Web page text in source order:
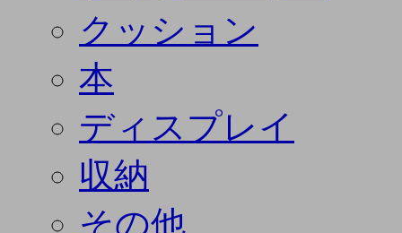
クッション
本
ディスプレイ
収納
その他